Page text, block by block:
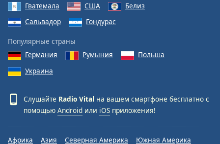
Гватемала
США
Белиз
Сальвадор
Гондурас
Популярные страны
Германия
Румыния
Польша
Украина
Слушайте Radio Vital на вашем смартфоне бесплатно с
помощью Android или iOS приложения!
Африка Азия Северная Америка Южная Америка